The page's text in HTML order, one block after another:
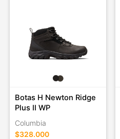
Botas H Newton Ridge
Plus II WP
Columbia
$328.000